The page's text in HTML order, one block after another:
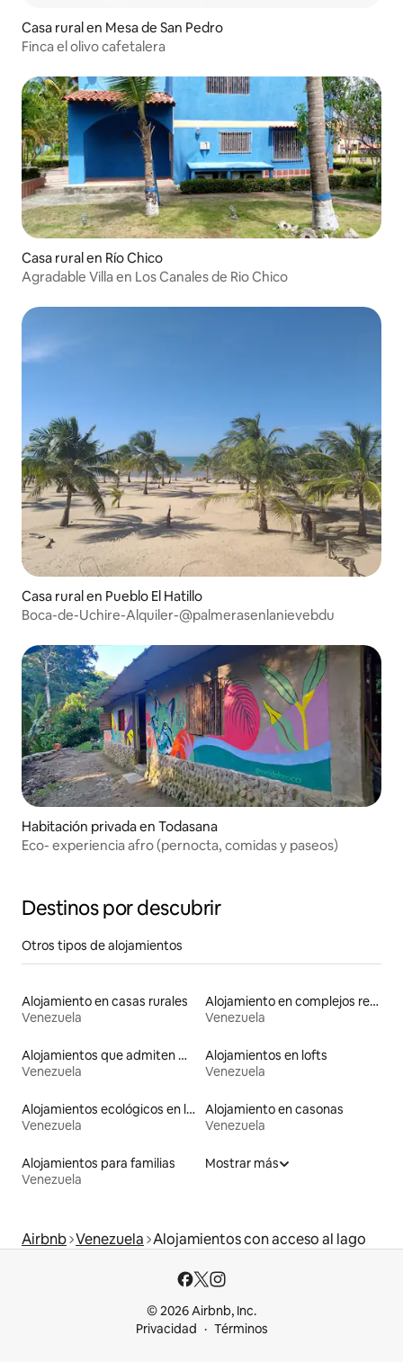
Casa rural en Mesa de San Pedro
Finca el olivo cafetalera
Casa rural en Río Chico
Agradable Villa en Los Canales de Rio Chico
Casa rural en Pueblo El Hatillo
Boca-de-Uchire-Alquiler-@palmerasenlanievebdu
Habitación privada en Todasana
Eco- experiencia afro (pernocta, comidas y paseos)
Destinos por descubrir
Otros tipos de alojamientos
Alojamiento en casas rurales
Venezuela
Alojamiento en complejos residenciales
Venezuela
Alojamientos que admiten mascotas
Venezuela
Alojamientos en lofts
Venezuela
Alojamientos ecológicos en la naturaleza
Venezuela
Alojamiento en casonas
Venezuela
Alojamientos para familias
Venezuela
Mostrar más
Airbnb Venezuela Alojamientos con acceso al lago
© 2026 Airbnb, Inc.
Privacidad
Términos